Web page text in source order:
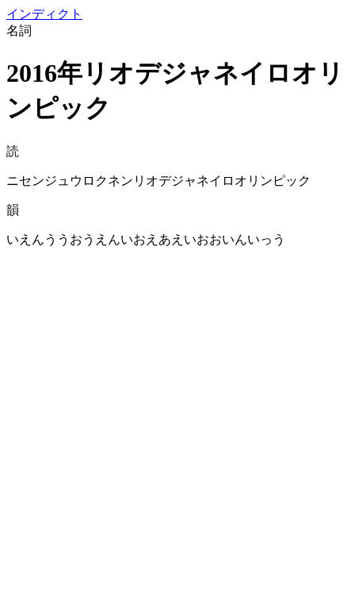
インディクト
名詞
2016年リオデジャネイロオリ
ンピック
読
ニセンジュウロクネンリオデジャネイロオリンピック
韻
いえんううおうえんいおえあえいおおいんいっう